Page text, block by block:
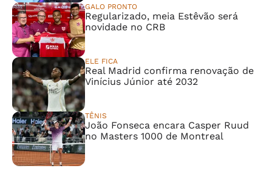
GALO PRONTO
Regularizado, meia Estêvão será
novidade no CRB
ELE FICA
Real Madrid confirma renovação de
Vinícius Júnior até 2032
TÊNIS
João Fonseca encara Casper Ruud
no Masters 1000 de Montreal